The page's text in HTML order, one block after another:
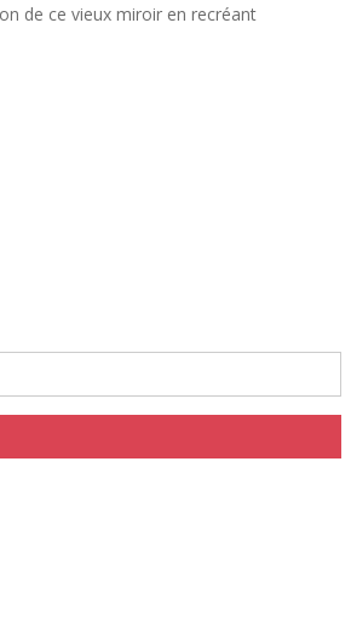
de ce vieux miroir en recréant